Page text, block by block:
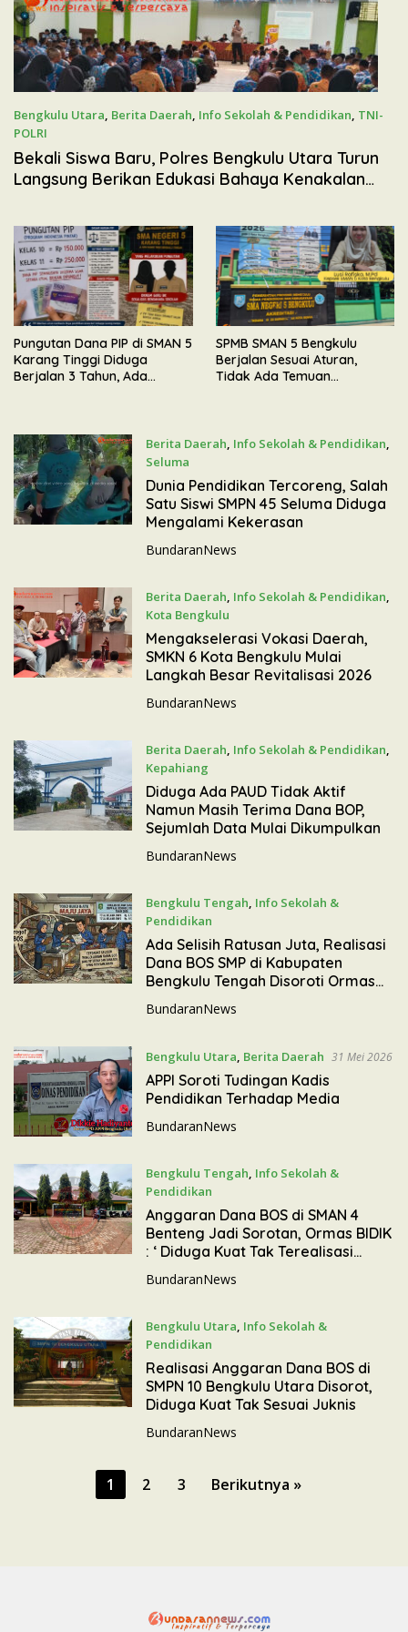
Bengkulu Utara, Berita Daerah, Info Sekolah & Pendidikan, TNI-
POLRI
16 Juli 2026
Bekali Siswa Baru, Polres Bengkulu Utara Turun
Langsung Berikan Edukasi Bahaya Kenakalan
Pungutan Dana PIP di SMAN 5
Karang Tinggi Diduga
Berjalan 3 Tahun, Ada
SPMB SMAN 5 Bengkulu
Berjalan Sesuai Aturan,
Tidak Ada Temuan
Berita Daerah, Info Sekolah & Pendidikan,
Seluma
13 Juni 2026
Dunia Pendidikan Tercoreng, Salah
Satu Siswi SMPN 45 Seluma Diduga
Mengalami Kekerasan
BundaranNews
Berita Daerah, Info Sekolah & Pendidikan,
Kota Bengkulu
12 Juni 2026
Mengakselerasi Vokasi Daerah,
SMKN 6 Kota Bengkulu Mulai
Langkah Besar Revitalisasi 2026
BundaranNews
Berita Daerah, Info Sekolah & Pendidikan,
Kepahiang
10 Juni 2026
Diduga Ada PAUD Tidak Aktif
Namun Masih Terima Dana BOP,
Sejumlah Data Mulai Dikumpulkan
BundaranNews
Bengkulu Tengah, Info Sekolah &
Pendidikan
5 Juni 2026
Ada Selisih Ratusan Juta, Realisasi
Dana BOS SMP di Kabupaten
Bengkulu Tengah Disoroti Ormas
BIDIK
BundaranNews
Bengkulu Utara, Berita Daerah 31 Mei 2026
APPI Soroti Tudingan Kadis
Pendidikan Terhadap Media
BundaranNews
Bengkulu Tengah, Info Sekolah &
Pendidikan
26 Mei 2026
Anggaran Dana BOS di SMAN 4
Benteng Jadi Sorotan, Ormas BIDIK
: ‘ Diduga Kuat Tak Terealisasi
Sesuai Juknis ‘
BundaranNews
Bengkulu Utara, Info Sekolah &
Pendidikan
22 Mei 2026
Realisasi Anggaran Dana BOS di
SMPN 10 Bengkulu Utara Disorot,
Diduga Kuat Tak Sesuai Juknis
BundaranNews
1 2 3 Berikutnya »